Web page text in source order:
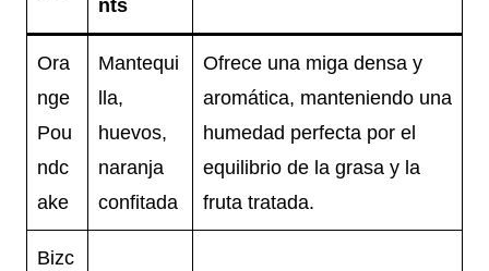
nts
Ora
nge
Pou
ndc
ake
Mantequi
lla,
huevos,
naranja
confitada
Ofrece una miga densa y
aromática, manteniendo una
humedad perfecta por el
equilibrio de la grasa y la
fruta tratada.
Bizc